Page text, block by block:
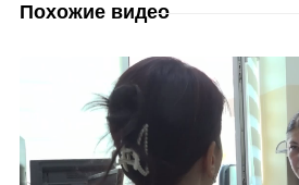
Похожие видео